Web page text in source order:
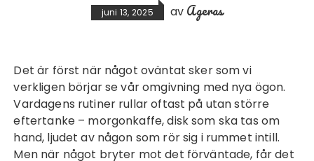
juni 13, 2025 av Ageras
Det är först när något oväntat sker som vi
verkligen börjar se vår omgivning med nya ögon.
Vardagens rutiner rullar oftast på utan större
eftertanke – morgonkaffe, disk som ska tas om
hand, ljudet av någon som rör sig i rummet intill.
Men när något bryter mot det förväntade, får det